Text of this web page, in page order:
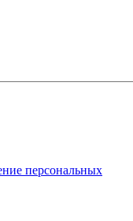
персональных